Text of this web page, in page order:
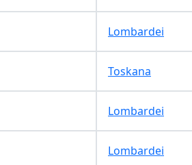
Lombardei
Toskana
Lombardei
Lombardei